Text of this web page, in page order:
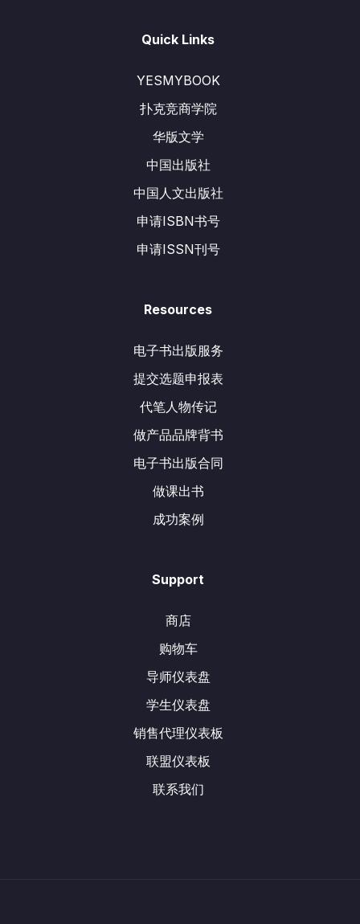
Quick Links
YESMYBOOK
扑克竞商学院
华版文学
中国出版社
中国人文出版社
申请ISBN书号
申请ISSN刊号
Resources
电子书出版服务
提交选题申报表
代笔人物传记
做产品品牌背书
电子书出版合同
做课出书
成功案例
Support
商店
购物车
导师仪表盘
学生仪表盘
销售代理仪表板
联盟仪表板
联系我们